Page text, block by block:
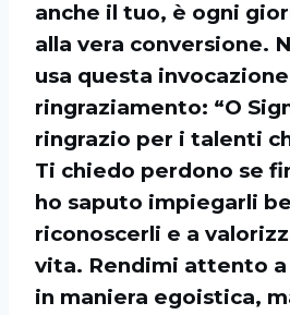
anche il tuo, è ogni
alla vera conversione.
usa questa
ringraziamento: “O
ringrazio per i talenti
Ti chiedo perdono se
ho saputo impiegarli
riconoscerli e a
vita. Rendimi attento
in maniera egoistica,